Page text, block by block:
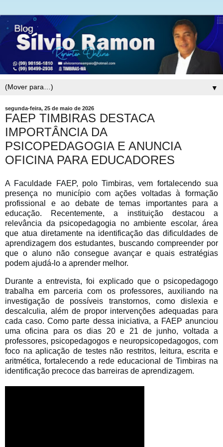
▼
segunda-feira, 25 de maio de 2026
FAEP TIMBIRAS DESTACA
IMPORTÂNCIA DA
PSICOPEDAGOGIA E ANUNCIA
OFICINA PARA EDUCADORES
A Faculdade FAEP, polo Timbiras, vem fortalecendo sua
presença no município com ações voltadas à formação
profissional e ao debate de temas importantes para a
educação. Recentemente, a instituição destacou a
relevância da psicopedagogia no ambiente escolar, área
que atua diretamente na identificação das dificuldades de
aprendizagem dos estudantes, buscando compreender por
que o aluno não consegue avançar e quais estratégias
podem ajudá-lo a aprender melhor.
Durante a entrevista, foi explicado que o psicopedagogo
trabalha em parceria com os professores, auxiliando na
investigação de possíveis transtornos, como dislexia e
descalculia, além de propor intervenções adequadas para
cada caso. Como parte dessa iniciativa, a FAEP anunciou
uma oficina para os dias 20 e 21 de junho, voltada a
professores, psicopedagogos e neuropsicopedagogos, com
foco na aplicação de testes não restritos, leitura, escrita e
aritmética, fortalecendo a rede educacional de Timbiras na
identificação precoce das barreiras de aprendizagem.